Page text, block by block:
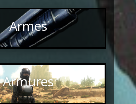
Armes
Armures